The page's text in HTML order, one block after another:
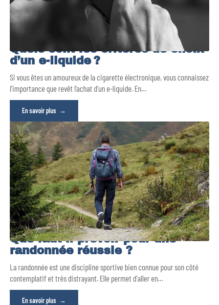
Quels sont les critères de choix
d’un e-liquide ?
Si vous êtes un amoureux de la cigarette électronique, vous connaissez
l’importance que revêt l’achat d’un e-liquide. En…
En savoir plus
Que faut-il prévoir pour une
randonnée réussie ?
La randonnée est une discipline sportive bien connue pour son côté
contemplatif et très distrayant. Elle permet d'aller en…
En savoir plus